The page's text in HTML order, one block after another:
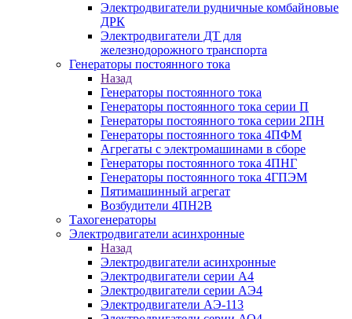
Электродвигатели рудничные комбайновые
ДРК
Электродвигатели ДТ для
железнодорожного транспорта
Генераторы постоянного тока
Назад
Генераторы постоянного тока
Генераторы постоянного тока серии П
Генераторы постоянного тока серии 2ПН
Генераторы постоянного тока 4ПФМ
Агрегаты с электромашинами в сборе
Генераторы постоянного тока 4ПНГ
Генераторы постоянного тока 4ГПЭМ
Пятимашинный агрегат
Возбудители 4ПН2В
Тахогенераторы
Электродвигатели асинхронные
Назад
Электродвигатели асинхронные
Электродвигатели серии А4
Электродвигатели серии АЭ4
Электродвигатели АЭ-113